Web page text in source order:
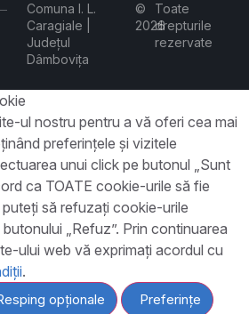
Comuna I. L.
Caragiale |
Județul
Dâmbovița
©
2026
Toate
drepturile
rezervate
ul nostru pentru a vă oferi cea mai
preferințele și vizitele
unui click pe butonul „Sunt
ca TOATE cookie-urile să fie
să refuzați cookie-urile
„Refuz”. Prin continuarea
ului web vă exprimați acordul cu
.
opționale Preferințe